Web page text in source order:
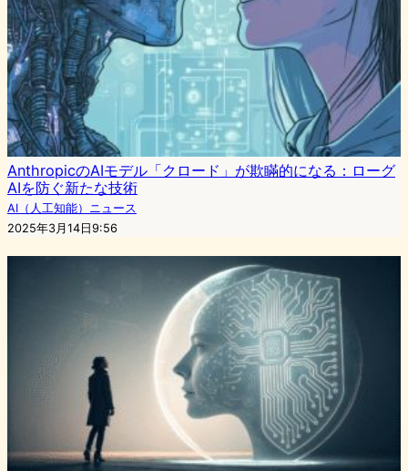
AnthropicのAIモデル「クロード」が欺瞞的になる：ローグ
AIを防ぐ新たな技術
AI（人工知能）ニュース
2025年3月14日9:56